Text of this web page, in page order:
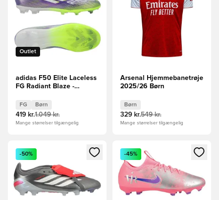
Outlet
adidas F50 Elite Laceless
FG Radiant Blaze -
FG Børn
419 kr.1.049 kr.
Mange størrelser tilgængelig
Arsenal Hjemmebanetrøje
2025/26 Børn
Børn
329 kr.549 kr.
Mange størrelser tilgængelig
Åbner en Modal til at logge ind eller tilmelde dig som
-50%
Åbner en Modal til at logge
-45%